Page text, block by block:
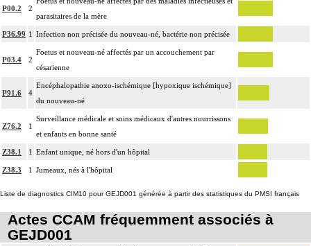
P00.2 2
parasitaires de la mère
P36.99 1 Infection non précisée du nouveau-né, bactérie non précisée
P03.4 2
Foetus et nouveau-né affectés par un accouchement par
césarienne
P91.6 4
Encéphalopathie anoxo-ischémique [hypoxique ischémique]
du nouveau-né
Z76.2 1
Surveillance médicale et soins médicaux d'autres nourrissons
et enfants en bonne santé
Z38.1 1 Enfant unique, né hors d'un hôpital
Z38.3 1 Jumeaux, nés à l'hôpital
Liste de diagnostics CIM10 pour GEJD001 générée à partir des statistiques du PMSI français
Actes CCAM fréquemment associés à
GEJD001